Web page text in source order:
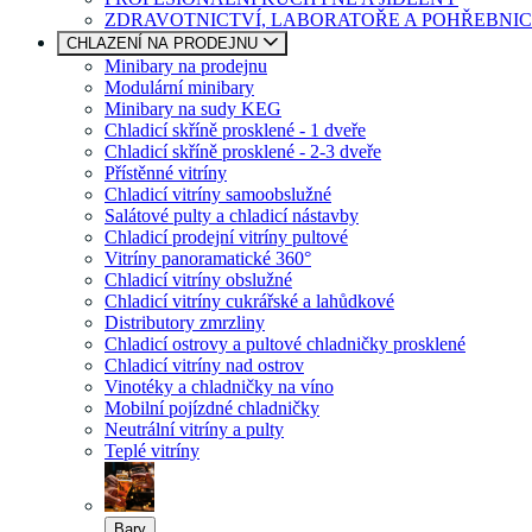
ZDRAVOTNICTVÍ, LABORATOŘE A
CHLAZENÍ NA PRODEJNU
Minibary na prodejnu
Modulární minibary
Minibary na sudy KEG
Chladicí skříně prosklené - 1 dveře
Chladicí skříně prosklené - 2-3 dveře
Přístěnné vitríny
Chladicí vitríny samoobslužné
Salátové pulty a chladicí nástavby
Chladicí prodejní vitríny pultové
Vitríny panoramatické 360°
Chladicí vitríny obslužné
Chladicí vitríny cukrářské a lahůdkové
Distributory zmrzliny
Chladicí ostrovy a pultové chladničky prosklené
Chladicí vitríny nad ostrov
Vinotéky a chladničky na víno
Mobilní pojízdné chladničky
Neutrální vitríny a pulty
Teplé vitríny